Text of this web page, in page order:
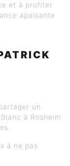
et à profiter
apaisante
un
à Rosheim
à ne pas